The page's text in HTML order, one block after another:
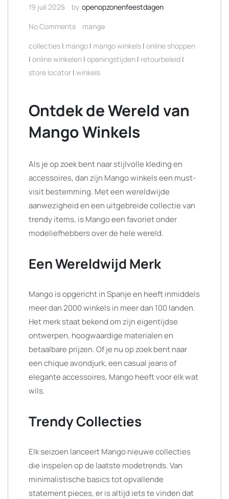
19 juli 2025 by openopzonenfeestdagen
No Comments
mango
collecties | mango | mango winkels | online shoppen
| online winkelen | openingstijden | retourbeleid |
store locator | winkels
Ontdek de Wereld van
Mango Winkels
Als je op zoek bent naar stijlvolle kleding en
accessoires, dan zijn Mango winkels een must-
visit bestemming. Met een wereldwijde
aanwezigheid en een uitgebreide collectie van
trendy items, is Mango een favoriet onder
modeliefhebbers over de hele wereld.
Een Wereldwijd Merk
Mango is opgericht in Spanje en heeft inmiddels
meer dan 2000 winkels in meer dan 100 landen.
Het merk staat bekend om zijn eigentijdse
ontwerpen, hoogwaardige materialen en
betaalbare prijzen. Of je nu op zoek bent naar
een chique avondjurk, een casual jeans of
elegante accessoires, Mango heeft voor elk wat
wils.
Trendy Collecties
Elk seizoen lanceert Mango nieuwe collecties
die inspelen op de laatste modetrends. Van
minimalistische basics tot opvallende
statement pieces, er is altijd iets te vinden dat